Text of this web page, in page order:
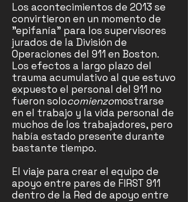
Los acontecimientos de 2013 se
convirtieron en un momento de
"epifanía" para los supervisores
jurados de la División de
Operaciones del 911 en Boston.
Los efectos a largo plazo del
trauma acumulativo al que estuvo
expuesto el personal del 911 no
fueron solocomienzomostrarse
en el trabajo y la vida personal de
muchos de los trabajadores, pero
había estado presente durante
bastante tiempo.
El viaje para crear el equipo de
apoyo entre pares de FIRST 911
dentro de la Red de apoyo entre